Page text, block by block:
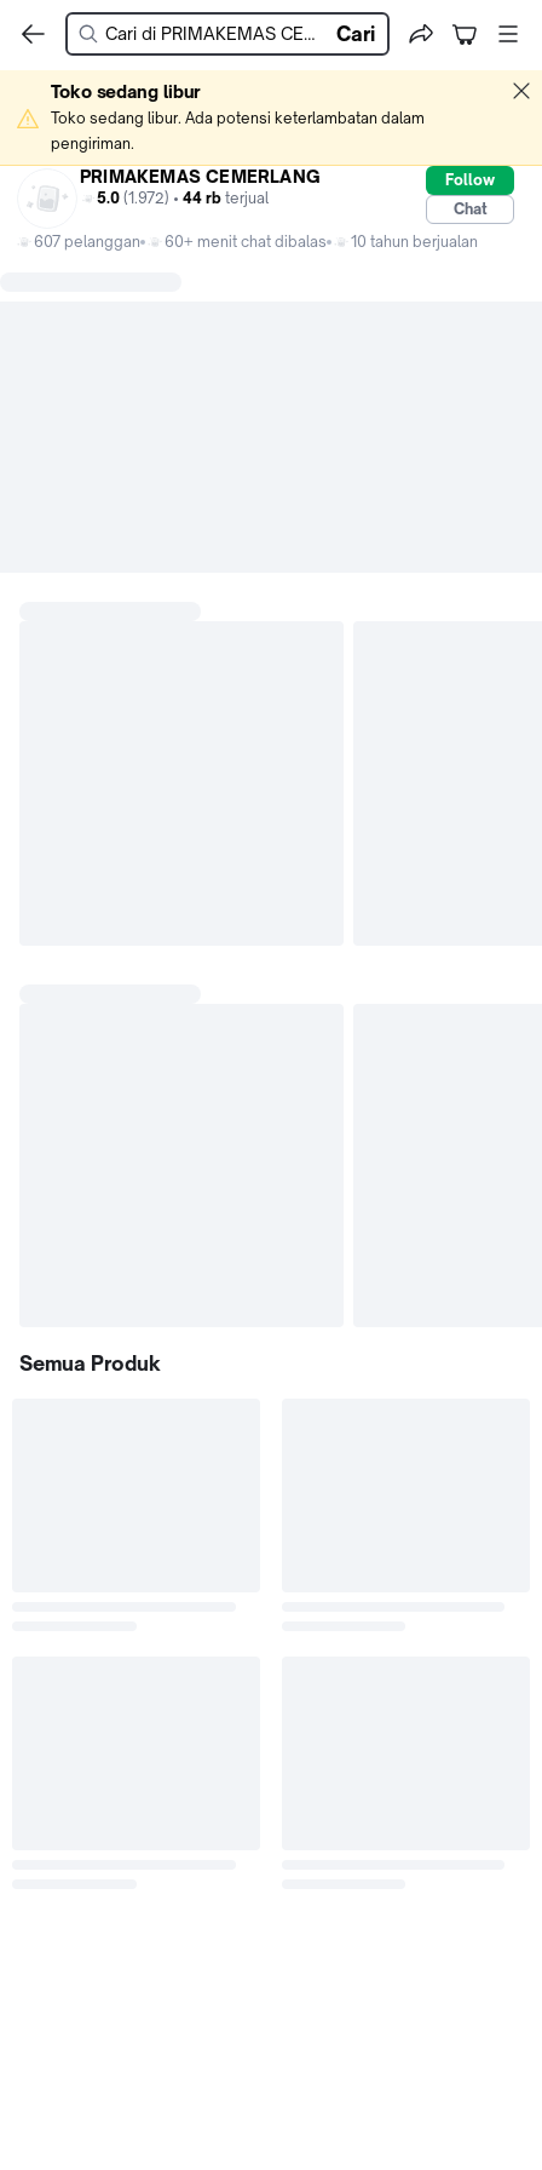
Cari
Toko sedang libur
Toko sedang libur. Ada potensi keterlambatan dalam
pengiriman.
PRIMAKEMAS CEMERLANG
5.0 (1.972) • 44 rb terjual
Follow
Chat
607 pelanggan
60+ menit chat dibalas 10 tahun berjualan
Semua Produk